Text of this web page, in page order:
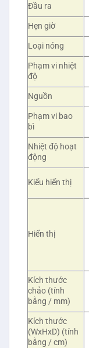
Đầu ra
Hẹn giờ
Loại nóng
Phạm vi nhiệt
độ
Nguồn
Phạm vi bao
bì
Nhiệt độ hoạt
động
Kiểu hiển thị
Hiển thị
Kích thước
chảo (tính
bằng / mm)
Kích thước
(WxHxD) (tính
bằng / cm)